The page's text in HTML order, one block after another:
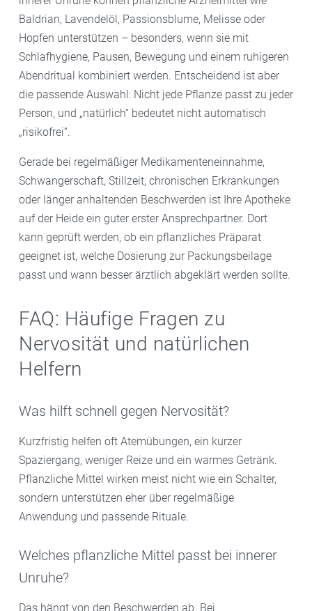
Baldrian, Lavendelöl, Passionsblume, Melisse oder
Hopfen unterstützen – besonders, wenn sie mit
Schlafhygiene, Pausen, Bewegung und einem ruhigeren
Abendritual kombiniert werden. Entscheidend ist aber
die passende Auswahl: Nicht jede Pflanze passt zu jeder
Person, und „natürlich“ bedeutet nicht automatisch
„risikofrei“.
Gerade bei regelmäßiger Medikamenteneinnahme,
Schwangerschaft, Stillzeit, chronischen Erkrankungen
oder länger anhaltenden Beschwerden ist Ihre Apotheke
auf der Heide ein guter erster Ansprechpartner. Dort
kann geprüft werden, ob ein pflanzliches Präparat
geeignet ist, welche Dosierung zur Packungsbeilage
passt und wann besser ärztlich abgeklärt werden sollte.
FAQ: Häufige Fragen zu
Nervosität und natürlichen
Helfern
Was hilft schnell gegen Nervosität?
Kurzfristig helfen oft Atemübungen, ein kurzer
Spaziergang, weniger Reize und ein warmes Getränk.
Pflanzliche Mittel wirken meist nicht wie ein Schalter,
sondern unterstützen eher über regelmäßige
Anwendung und passende Rituale.
Welches pflanzliche Mittel passt bei innerer
Unruhe?
Das hängt von den Beschwerden ab. Bei